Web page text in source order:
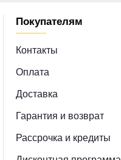
Покупателям
Контакты
Оплата
Доставка
Гарантия и возврат
Рассрочка и кредиты